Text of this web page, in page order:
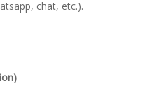
chat, etc.).